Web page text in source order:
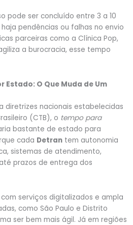
pode ser concluído entre 3 a 10
pendências ou falhas no envio
parceiras como a Clínica Pop,
a burocracia, esse tempo
Estado: O Que Muda de Um
diretrizes nacionais estabelecidas
(CTB), o tempo para
bastante de estado para
cada Detran tem autonomia
sistemas de atendimento,
prazos de entrega dos
serviços digitalizados e ampla
como São Paulo e Distrito
ser bem mais ágil. Já em regiões